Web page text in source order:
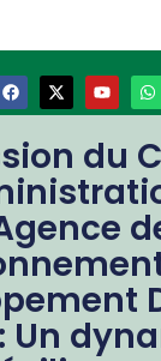
du
Un